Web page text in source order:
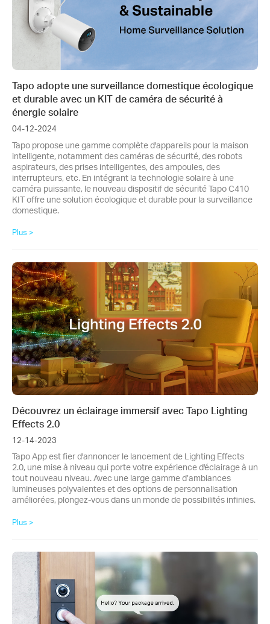
Tapo adopte une surveillance domestique écologique
et durable avec un KIT de caméra de sécurité à
énergie solaire
04-12-2024
Tapo propose une gamme complète d'appareils pour la maison
intelligente, notamment des caméras de sécurité, des robots
aspirateurs, des prises intelligentes, des ampoules, des
interrupteurs, etc. En intégrant la technologie solaire à une
caméra puissante, le nouveau dispositif de sécurité Tapo C410
KIT offre une solution écologique et durable pour la surveillance
domestique.
Plus >
Découvrez un éclairage immersif avec Tapo Lighting
Effects 2.0
12-14-2023
Tapo App est fier d'annoncer le lancement de Lighting Effects
2.0, une mise à niveau qui porte votre expérience d'éclairage à un
tout nouveau niveau. Avec une large gamme d’ambiances
lumineuses polyvalentes et des options de personnalisation
améliorées, plongez-vous dans un monde de possibilités infinies.
Plus >